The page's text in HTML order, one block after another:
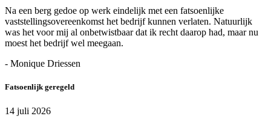
Na een berg gedoe op werk eindelijk met een fatsoenlijke
vaststellingsovereenkomst het bedrijf kunnen verlaten. Natuurlijk
was het voor mij al onbetwistbaar dat ik recht daarop had, maar nu
moest het bedrijf wel meegaan.
- Monique Driessen
Fatsoenlijk geregeld
14 juli 2026